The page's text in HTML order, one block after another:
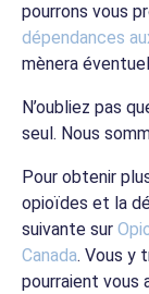
pourrons vous
dépendances
mènera
N’oubliez pas
seul. Nous
Pour obtenir
opioïdes et la
suivante sur
Canada. Vous y
pourraient vous